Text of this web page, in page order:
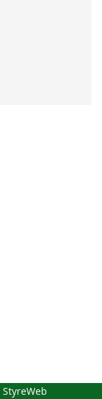
StyreWeb